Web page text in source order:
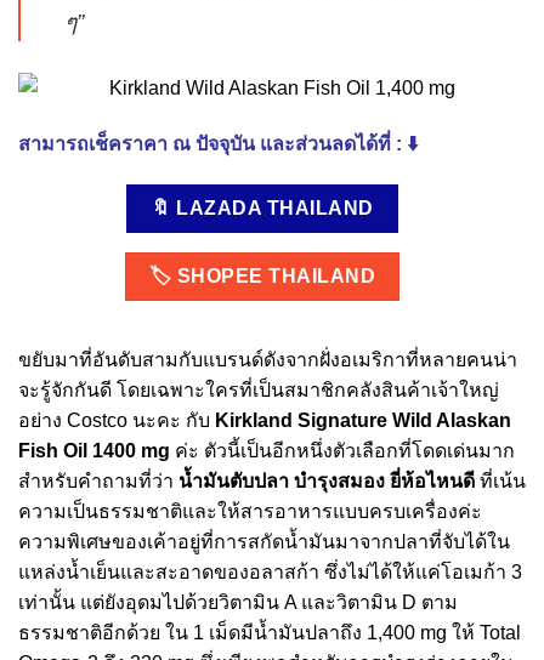
ๆ”
สามารถเช็คราคา ณ ปัจจุบัน และส่วนลดได้ที่ : ⬇️
🔖 LAZADA THAILAND
🏷️ SHOPEE THAILAND
ขยับมาที่อันดับสามกับแบรนด์ดังจากฝั่งอเมริกาที่หลายคนน่า
จะรู้จักกันดี โดยเฉพาะใครที่เป็นสมาชิกคลังสินค้าเจ้าใหญ่
อย่าง Costco นะคะ กับ Kirkland Signature Wild Alaskan
Fish Oil 1400 mg ค่ะ ตัวนี้เป็นอีกหนึ่งตัวเลือกที่โดดเด่นมาก
สำหรับคำถามที่ว่า น้ำมันตับปลา บํารุงสมอง ยี่ห้อไหนดี ที่เน้น
ความเป็นธรรมชาติและให้สารอาหารแบบครบเครื่องค่ะ
ความพิเศษของเค้าอยู่ที่การสกัดน้ำมันมาจากปลาที่จับได้ใน
แหล่งน้ำเย็นและสะอาดของอลาสก้า ซึ่งไม่ได้ให้แค่โอเมก้า 3
เท่านั้น แต่ยังอุดมไปด้วยวิตามิน A และวิตามิน D ตาม
ธรรมชาติอีกด้วย ใน 1 เม็ดมีน้ำมันปลาถึง 1,400 mg ให้ Total